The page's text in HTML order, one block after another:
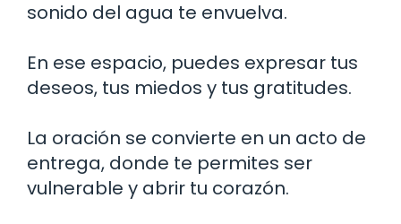
sonido del agua te envuelva.
En ese espacio, puedes expresar tus
deseos, tus miedos y tus gratitudes.
La oración se convierte en un acto de
entrega, donde te permites ser
vulnerable y abrir tu corazón.